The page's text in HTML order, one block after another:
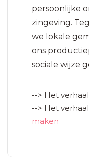
persoonlijke
zingeving.
we lokale
ons
sociale wijze
--> Het verhaal
--> Het
maken